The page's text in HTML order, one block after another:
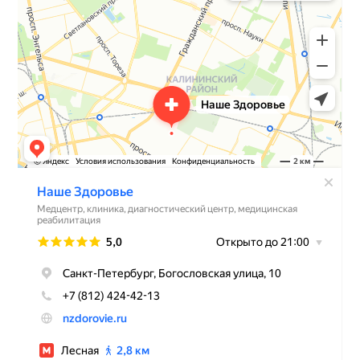
Пациент 2025-06-11
Виктор Швецов оказался профессионалом
своего дела – дал четкие рекомендации и
назначил лечение, которое оказалось очень
полезным. Все объяснения были понятными и
по существу. Рекомендую всем, кто ищет
хорошего невролога.
Источник:doctu.ru